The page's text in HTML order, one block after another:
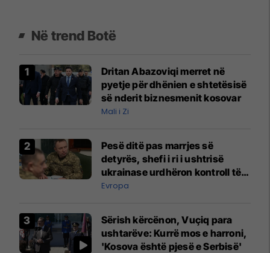
Në trend Botë
Dritan Abazoviqi merret në
pyetje për dhënien e shtetësisë
së nderit biznesmenit kosovar
Mali i Zi
Pesë ditë pas marrjes së
detyrës, shefi i ri i ushtrisë
ukrainase urdhëron kontroll të
madh
Evropa
Sërish kërcënon, Vuçiq para
ushtarëve: Kurrë mos e harroni,
'Kosova është pjesë e Serbisë'